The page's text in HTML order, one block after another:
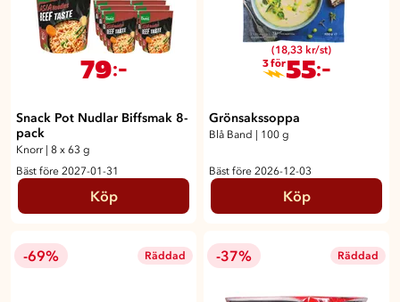
79:-
Snack Pot Nudlar Biffsmak 8-
pack
Knorr | 8 x 63 g
Bäst före 2027-01-31
Köp
(18,33 kr/st)
3 för55:-
Grönsakssoppa
Blå Band | 100 g
Bäst före 2026-12-03
Köp
-69% Räddad -37% Räddad